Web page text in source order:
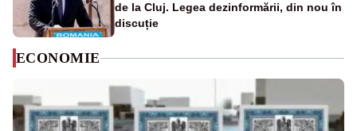
de la Cluj. Legea dezinformării, din nou în
discuție
ECONOMIE